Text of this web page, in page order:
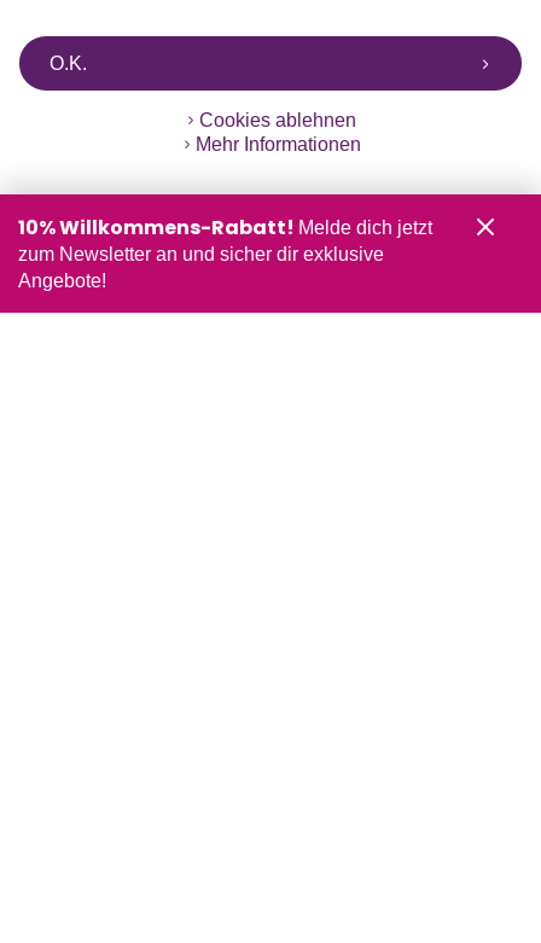
O.K.
Cookies ablehnen
Mehr Informationen
10% Willkommens-Rabatt! Melde dich jetzt
zum Newsletter an und sicher dir exklusive
Angebote!